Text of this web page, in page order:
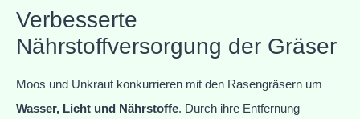
Verbesserte
Nährstoffversorgung der Gräser
Moos und Unkraut konkurrieren mit den Rasengräsern um
Wasser, Licht und Nährstoffe. Durch ihre Entfernung